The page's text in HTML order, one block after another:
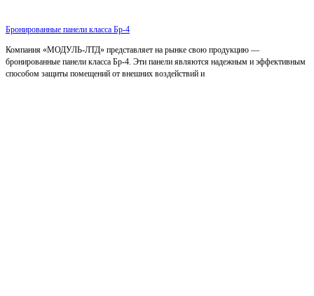
Бронированные панели класса Бр-4
Компания «МОДУЛЬ-ЛТД» представляет на рынке свою продукцию —
бронированные панели класса Бр-4. Эти панели являются надежным и эффективным
способом защиты помещений от внешних воздействий и